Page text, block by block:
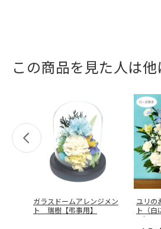
この商品を見た人は他
ガラスドームアレンジメン
ト 瑞樹【弔事用】
ユリの
ト（白
て）